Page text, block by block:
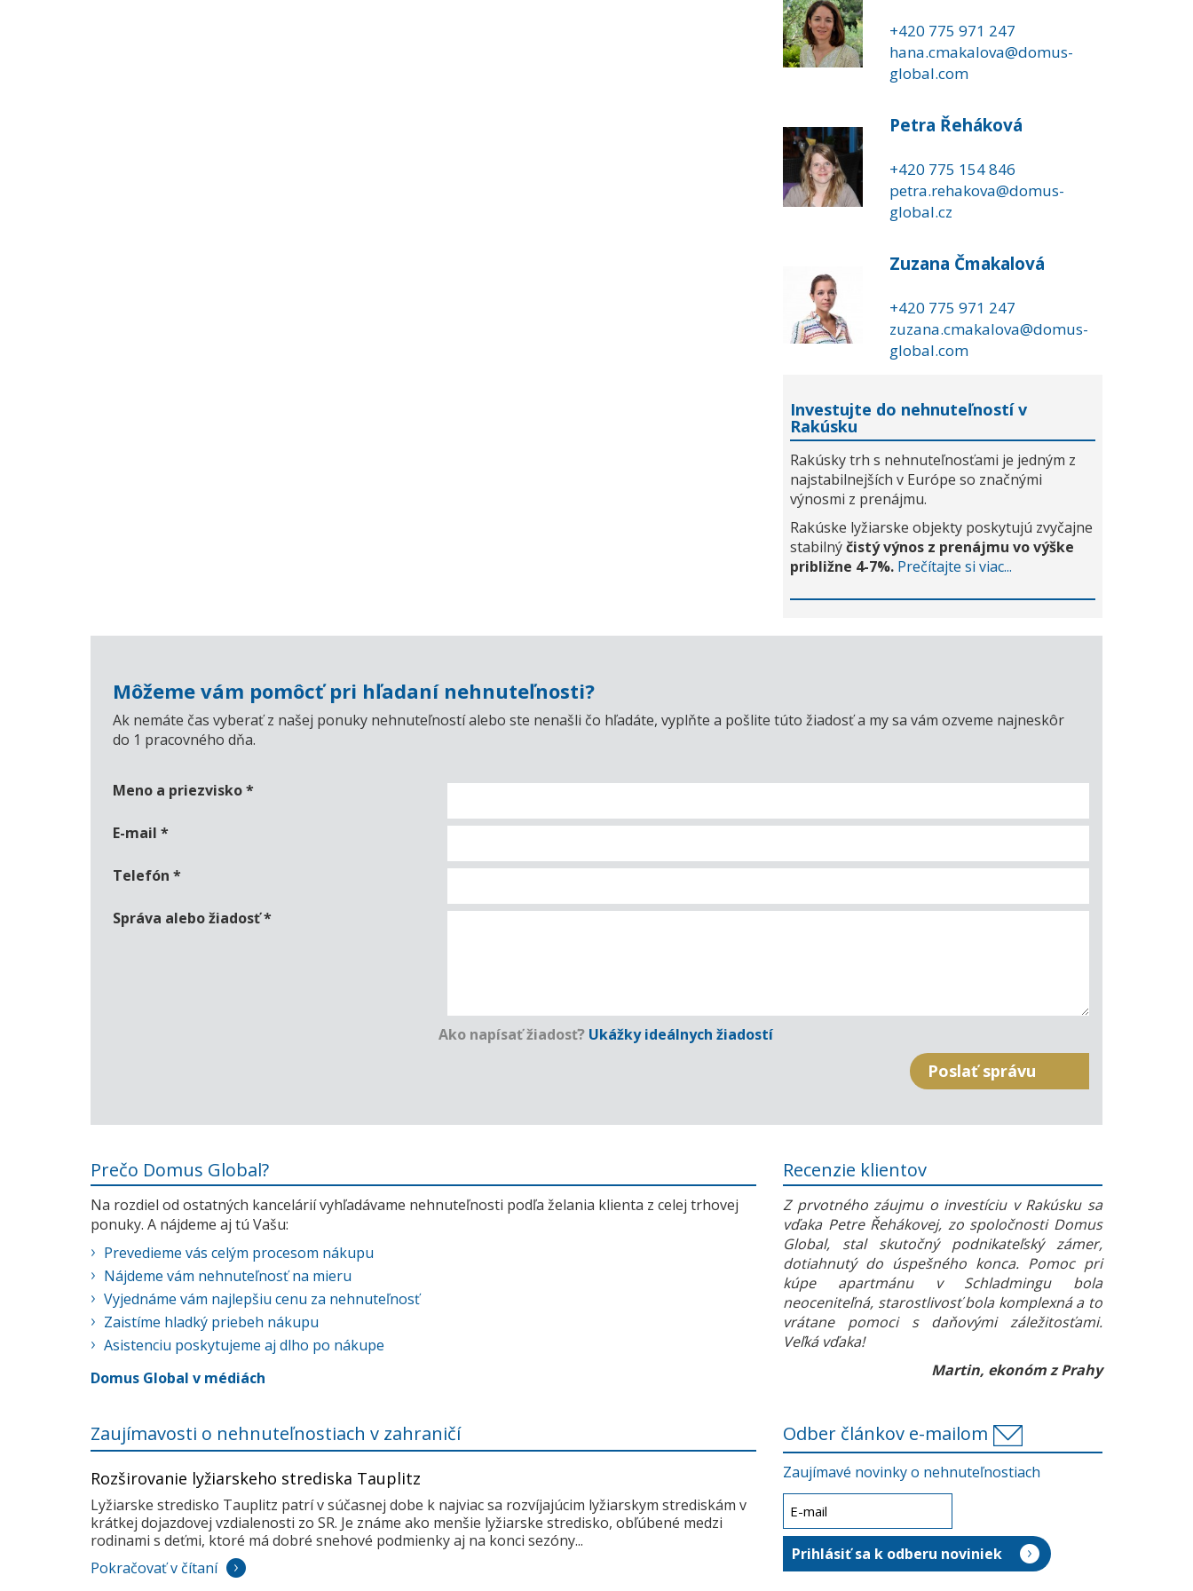
+420 775 971 247
hana.cmakalova@domus-
global.com
Petra Řeháková
+420 775 154 846
petra.rehakova@domus-
global.cz
Zuzana Čmakalová
+420 775 971 247
zuzana.cmakalova@domus-
global.com
Investujte do nehnuteľností v
Rakúsku
Rakúsky trh s nehnuteľnosťami je jedným z
najstabilnejších v Európe so značnými
výnosmi z prenájmu.
Rakúske lyžiarske objekty poskytujú zvyčajne
stabilnýčistý výnos z prenájmu vo výške
približne 4-7%. Prečítajte si viac...
Môžeme vám pomôcť pri hľadaní nehnuteľnosti?
Ak nemáte čas vyberať z našej ponuky nehnuteľností alebo ste nenašli čo hľadáte, vyplňte a pošlite túto žiadosť a my sa vám ozveme najneskôr
do 1 pracovného dňa.
Meno a priezvisko*
E-mail *
Telefón *
Správa alebo žiadosť*
Ako napísať žiadosť? Ukážky ideálnych žiadostí
Prečo Domus Global?
Na rozdiel od ostatných kancelárií vyhľadávame nehnuteľnosti podľa želania klienta z celej trhovej
ponuky. A nájdeme aj tú Vašu:
Prevedieme vás celým procesom nákupu
Nájdeme vám nehnuteľnosť na mieru
Vyjednáme vám najlepšiu cenu za nehnuteľnosť
Zaistíme hladký priebeh nákupu
Asistenciu poskytujeme aj dlho po nákupe
Domus Global v médiách
Recenzie klientov
Z prvotného záujmu o investíciu v Rakúsku sa
vďaka Petre Řehákovej, zo spoločnosti Domus
Global, stal skutočný podnikateľský zámer,
dotiahnutý do úspešného konca. Pomoc pri
kúpe apartmánu v Schladmingu bola
neoceniteľná, starostlivosť bola komplexná a to
vrátane pomoci s daňovými záležitosťami.
Veľká vďaka!
Martin, ekonóm z Prahy
Zaujímavosti o nehnuteľnostiach v zahraničí
Rozširovanie lyžiarskeho strediska Tauplitz
Lyžiarske stredisko Tauplitz patrí v súčasnej dobe k najviac sa rozvíjajúcim lyžiarskym strediskám v
krátkej dojazdovej vzdialenosti zo SR. Je známe ako menšie lyžiarske stredisko, obľúbené medzi
rodinami s deťmi, ktoré má dobré snehové podmienky aj na konci sezóny...
Pokračovať v čítaní
Odber článkov e-mailom
Zaujímavé novinky o nehnuteľnostiach